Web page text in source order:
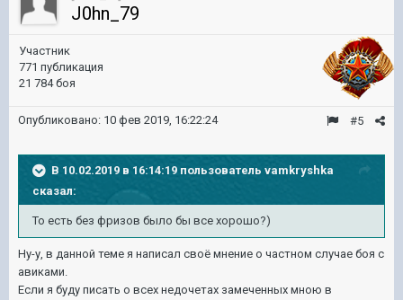
J0hn_79
Участник
771 публикация
21 784 боя
#5
Опубликовано: 10 фев 2019, 16:22:24
В 10.02.2019 в 16:14:19 пользователь vamkryshka
сказал:
То есть без фризов было бы все хорошо?)
Ну-у, в данной теме я написал своё мнение о частном случае боя с
авиками.
Если я буду писать о всех недочетах замеченных мною в